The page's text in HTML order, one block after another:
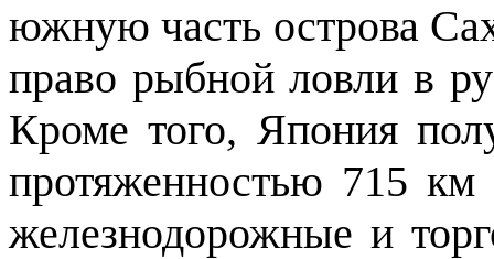
южную часть острова
право рыб­ной ловли в
Кроме того, Япония
протяженностью 715
железнодо­рожные и